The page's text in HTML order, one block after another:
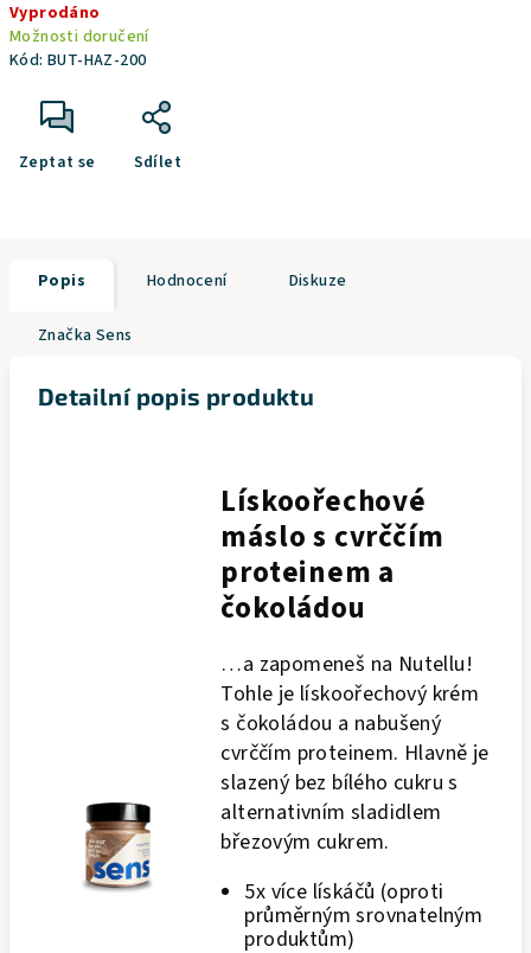
cena:
Vyprodáno
Možnosti doručení
Kód: BUT-HAZ-200
Zeptat se Sdílet
Popis Hodnocení Diskuze
Značka Sens
Detailní popis produktu
Lískoořechové
máslo s cvrččím
proteinem a
čokoládou
…a zapomeneš na Nutellu!
Tohle je lískoořechový krém
s čokoládou a nabušený
cvrččím proteinem. Hlavně je
slazený bez bílého cukru s
alternativním sladidlem
březovým cukrem.
5x více lískáčů (oproti
průměrným srovnatelným
produktům)